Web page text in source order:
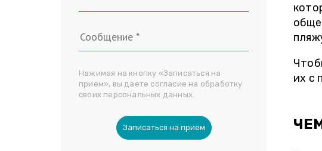
Нажимая на кнопку «Записаться на
прием», вы даете согласие на обработку
своих персональных данных.
Записаться на прием
их с